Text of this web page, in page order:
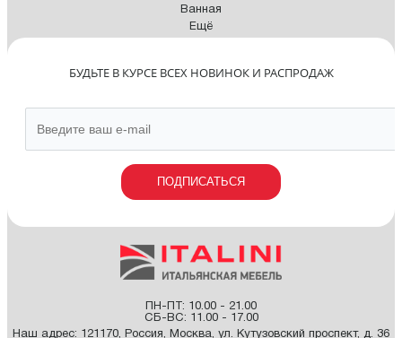
Ванная
Ещё
БУДЬТЕ В КУРСЕ ВСЕХ НОВИНОК И РАСПРОДАЖ
ПОДПИСАТЬСЯ
ПН-ПТ: 10.00 - 21.00
СБ-ВС: 11.00 - 17.00
Наш адрес: 121170, Россия, Москва, ул. Кутузовский проспект, д. 36